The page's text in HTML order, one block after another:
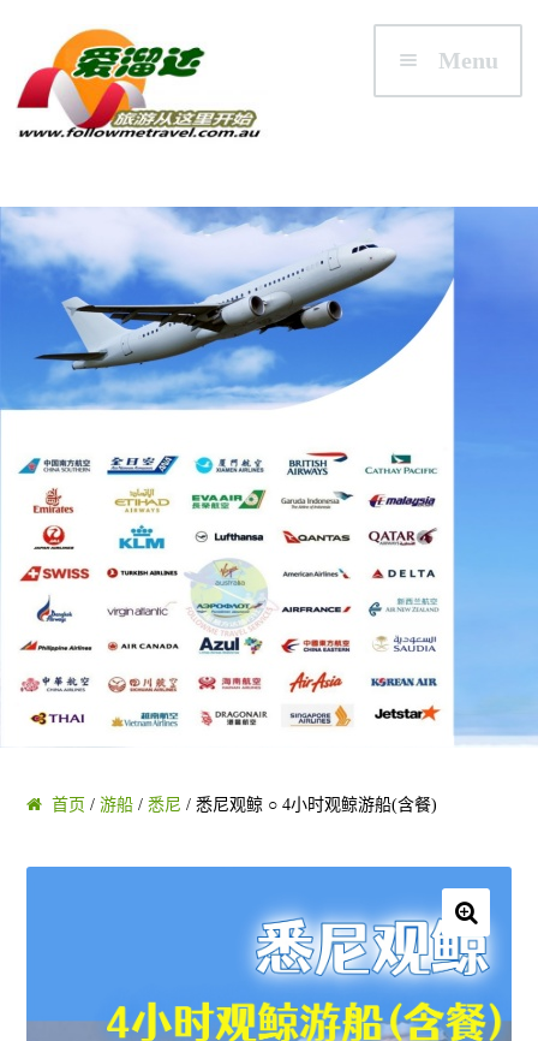
Skip to navigation
Skip to content
Menu
首页
澳大利亚
悉尼/新州 NSW
墨尔本/维州 VIC
黄金海岸/布里斯班
凯恩斯/大堡礁
珀斯/西澳 WA
乌鲁鲁/达尔文 NT
圣灵群岛/哈密尔顿/大堡礁
首页 / 游船/ 悉尼 / 悉尼观鲸 ○ 4小时观鲸游船(含餐)
🔍